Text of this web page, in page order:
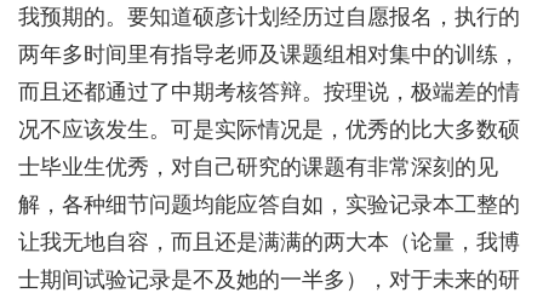
我预期的。要知道硕彦计划经历过自愿报名，执行的
两年多时间里有指导老师及课题组相对集中的训练，
而且还都通过了中期考核答辩。按理说，极端差的情
况不应该发生。可是实际情况是，优秀的比大多数硕
士毕业生优秀，对自己研究的课题有非常深刻的见
解，各种细节问题均能应答自如，实验记录本工整的
让我无地自容，而且还是满满的两大本（论量，我博
士期间试验记录是不及她的一半多），对于未来的研